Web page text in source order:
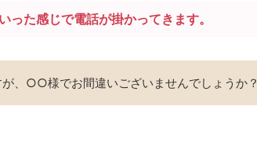
った感じで電話が掛かってきます。
、○○様でお間違いございませんでしょうか？